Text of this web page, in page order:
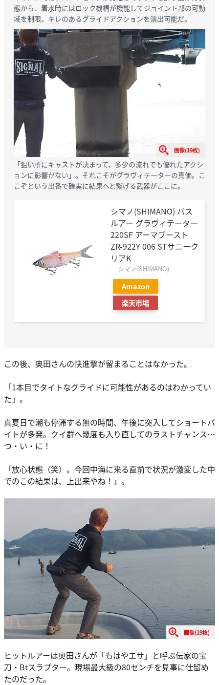
態から、着水時にはロック機構が機能してジョイント部の可動
域を制限。キレのあるグライドアクションを演出可能だ。
画像(19枚)
「狙い所にキャストが決まって、多少の流れでも優れたアクシ
ョンに影響がない」。それこそがグラヴィテーターの真価。こ
こぞという出番で確実に結果へと繋げる武器がここに。
シマノ(SHIMANO) バス
ルアー グラヴィテーター
220SF アーマブースト
ZR-922Y 006 STサニーク
リアK
シマノ(SHIMANO)
Amazon
楽天市場
この後、奥田さんの快進撃が留まることはなかった。
「1本目でタイトなグライドに可能性があるのはわかってい
た」。
真夏日で潮も停滞する無の時間、午後に突入してショートバ
イトが多発。クイ群へ幾度も入り直してのラストチャンス…
つ・い・に！
「放心状態（笑）。今回中海に来る直前で状況が激変した中
でのこの結果は、上出来やね！」。
画像(19枚)
ヒットルアーは奥田さんが「もはやエサ」と呼ぶ伝家の宝
刀・Btスラプター。現場最大級の80センチを見事に仕留め
たのだった。